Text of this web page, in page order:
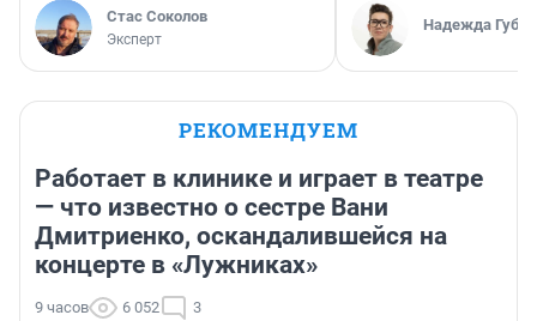
Стас Соколов
Эксперт
Надежда
РЕКОМЕНДУЕМ
Работает в клинике и играет в театре
— что известно о сестре Вани
Дмитриенко, оскандалившейся на
концерте в «Лужниках»
9 часов 6 052 3